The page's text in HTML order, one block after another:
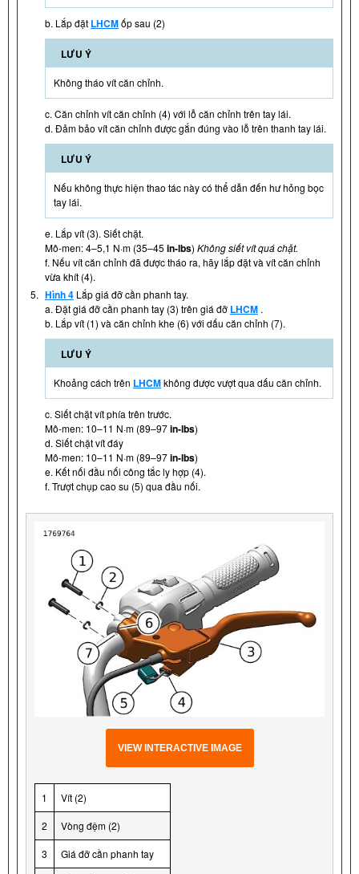
b. Lắp đặt LHCMốp sau (2)
LƯU Ý
Không tháo vít căn chỉnh.
c. Căn chỉnh vít căn chỉnh (4) với lỗ căn chỉnh trên tay lái.
d. Đảm bảo vít căn chỉnh được gắn đúng vào lỗ trên thanh tay lái.
LƯU Ý
Nếu không thực hiện thao tác này có thể dẫn đến hư hỏng bọc
tay lái.
e. Lắp vít (3). Siết chặt.
Mô-men: 4–5,1 N·m (35–45 in-lbs) Không siết vít quá chặt.
f. Nếu vít căn chỉnh đã được tháo ra, hãy lắp đặt và vít căn chỉnh
vừa khít (4).
5. Hình 4 Lắp giá đỡ cần phanh tay.
a. Đặt giá đỡ cần phanh tay (3) trên giá đỡ LHCM .
b. Lắp vít (1) và căn chỉnh khe (6) với dấu căn chỉnh (7).
LƯU Ý
Khoảng cách trên LHCMkhông được vượt qua dấu căn chỉnh.
c. Siết chặt vít phía trên trước.
Mô-men: 10–11 N·m (89–97in-lbs)
d. Siết chặt vít đáy
Mô-men: 10–11 N·m (89–97in-lbs)
e. Kết nối đầu nối công tắc ly hợp (4).
f. Trượt chụp cao su (5) qua đầu nối.
VIEW INTERACTIVE IMAGE
1 Vít (2)
2 Vòng đệm (2)
3 Giá đỡ cần phanh tay